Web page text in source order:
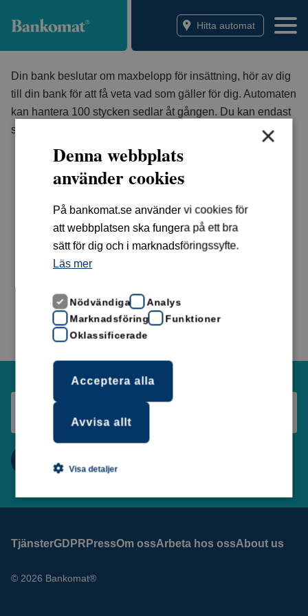
Bankomat Hitta automat
Din bank beslutar om maxbelopp för insättning, hör av dig
till din bank för att få veta vad som gäller för dig. Automaten
kan hantera 100 stycken sedlar åt gången. Du kan endast
sätta in svenska sedlar, ej utländsk valuta.
TjänsterGDPR PressOm ossArbeta hos ossAbout us
© 2026 Bankomat®
×
Denna webbplats
använder cookies
På bankomat.se använder vi cookies för
att webbplatsen ska fungera på ett bra
sätt för dig och i marknadsföringssyfte.
Läs mer
Nödvändiga
Analys
Marknadsföring
Funktioner
Oklassificerade
Acceptera alla
Avvisa allt
Visa detaljer